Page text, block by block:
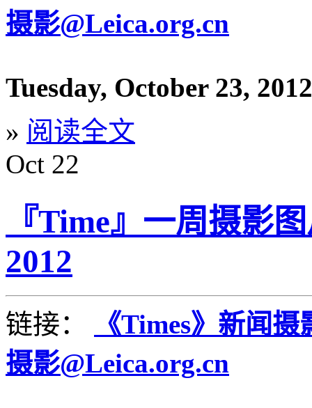
摄影@Leica.org.cn
Tuesday, October 23, 2012
» 阅读全文
Oct 22
『Time』一周摄影
2012
链接：
《Times》新闻
摄影@Leica.org.cn